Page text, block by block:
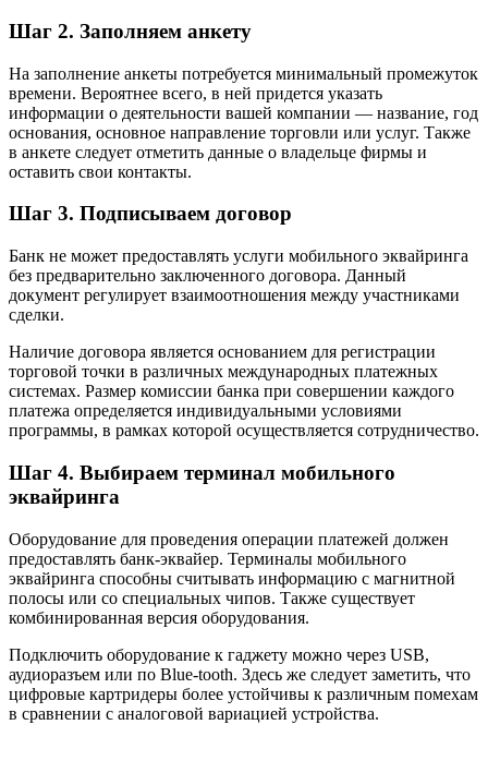
Шаг 2. Заполняем анкету
На заполнение анкеты потребуется минимальный промежуток
времени. Вероятнее всего, в ней придется указать
информации о деятельности вашей компании — название, год
основания, основное направление торговли или услуг. Также
в анкете следует отметить данные о владельце фирмы и
оставить свои контакты.
Шаг 3. Подписываем договор
Банк не может предоставлять услуги мобильного эквайринга
без предварительно заключенного договора. Данный
документ регулирует взаимоотношения между участниками
сделки.
Наличие договора является основанием для регистрации
торговой точки в различных международных платежных
системах. Размер комиссии банка при совершении каждого
платежа определяется индивидуальными условиями
программы, в рамках которой осуществляется сотрудничество.
Шаг 4. Выбираем терминал мобильного
эквайринга
Оборудование для проведения операции платежей должен
предоставлять банк-эквайер. Терминалы мобильного
эквайринга способны считывать информацию с магнитной
полосы или со специальных чипов. Также существует
комбинированная версия оборудования.
Подключить оборудование к гаджету можно через USB,
аудиоразъем или по Blue-tooth. Здесь же следует заметить, что
цифровые картридеры более устойчивы к различным помехам
в сравнении с аналоговой вариацией устройства.